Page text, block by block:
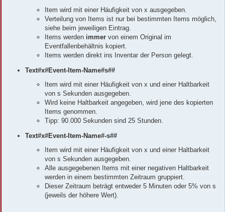
Item wird mit einer Häufigkeit von x ausgegeben.
Verteilung von Items ist nur bei bestimmten Items möglich,
siehe beim jeweiligen Eintrag.
Items werden immer von einem Original im
Eventfallenbehältnis kopiert.
Items werden direkt ins Inventar der Person gelegt.
Text#x#Event-Item-Name#s##
Item wird mit einer Häufigkeit von x und einer Haltbarkeit
von s Sekunden ausgegeben.
Wird keine Haltbarkeit angegeben, wird jene des kopierten
Items genommen.
Tipp: 90.000 Sekunden sind 25 Stunden.
Text#x#Event-Item-Name#-s##
Item wird mit einer Häufigkeit von x und einer Haltbarkeit
von s Sekunden ausgegeben.
Alle ausgegebenen Items mit einer negativen Haltbarkeit
werden in einem bestimmten Zeitraum gruppiert.
Dieser Zeitraum beträgt entweder 5 Minuten oder 5% von s
(jeweils der höhere Wert).